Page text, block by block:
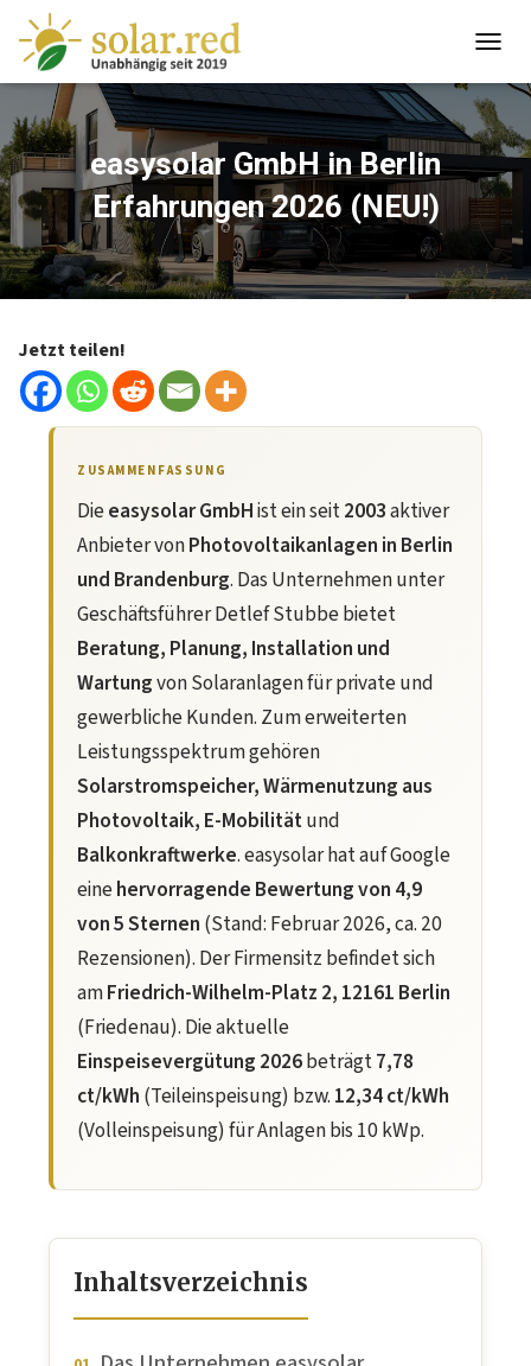
springen
O
G
G
L
E
N
V
I
G
easysolar GmbH in Berlin
Erfahrungen 2026 (NEU!)
Jetzt teilen!
ZUSAMMENFASSUNG
Dieeasysolar GmbHist ein seit2003aktiver
Anbieter vonPhotovoltaikanlagen in Berlin
und Brandenburg. Das Unternehmen unter
Geschäftsführer Detlef Stubbe bietet
Beratung, Planung, Installation und
Wartungvon Solaranlagen für private und
gewerbliche Kunden. Zum erweiterten
Leistungsspektrum gehören
Solarstromspeicher, Wärmenutzung aus
Photovoltaik, E-Mobilitätund
Balkonkraftwerke. easysolar hat auf Google
einehervorragende Bewertung von 4,9
von 5 Sternen (Stand: Februar 2026, ca. 20
Rezensionen). Der Firmensitz befindet sich
amFriedrich-Wilhelm-Platz 2, 12161 Berlin
(Friedenau). Die aktuelle
Einspeisevergütung 2026beträgt7,78
ct/kWh (Teileinspeisung) bzw. 12,34 ct/kWh
(Volleinspeisung) für Anlagen bis 10 kWp.
Inhaltsverzeichnis